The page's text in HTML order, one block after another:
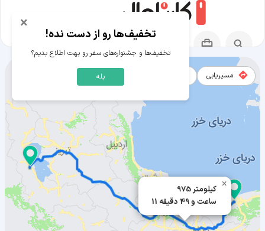
975 کیلومتر
11 ساعت و 49 دقیقه
×
مسیریابی
مسیر بابل به ارومیه
× تخفیف‌ها رو از دست نده!
تخفیف‌ها و جشنواره‌های سفر رو بهت اطلاع بدیم؟
بله